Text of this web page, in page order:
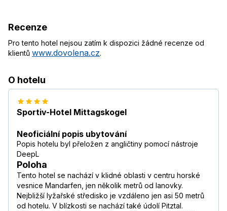
Recenze
Pro tento hotel nejsou zatím k dispozici žádné recenze od
klientů www.dovolena.cz.
O hotelu
Sportiv-Hotel Mittagskogel
Neoficiální popis ubytování
Popis hotelu byl přeložen z angličtiny pomocí nástroje
DeepL
Poloha
Tento hotel se nachází v klidné oblasti v centru horské
vesnice Mandarfen, jen několik metrů od lanovky.
Nejbližší lyžařské středisko je vzdáleno jen asi 50 metrů
od hotelu. V blízkosti se nachází také údolí Pitztal.